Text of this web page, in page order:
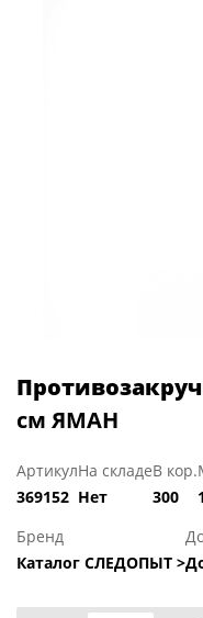
см ЯМАН
Артикул
369152
На складе
Нет
В кор.
300
Бренд
Каталог СЛЕДОПЫТ >